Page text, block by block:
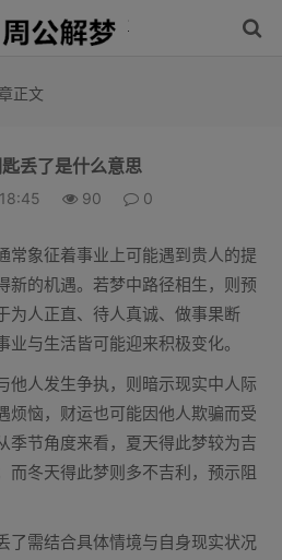
正文
丢了是什么意思
90 0
常象征着事业上可能遇到贵人的提
新的机遇。若梦中路径相生，则预
为人正直、待人真诚、做事果断
与生活皆可能迎来积极变化。
他人发生争执，则暗示现实中人际
烦恼，财运也可能因他人欺骗而受
季节角度来看，夏天得此梦较为吉
而冬天得此梦则多不吉利，预示阻
了需结合具体情境与自身现实状况